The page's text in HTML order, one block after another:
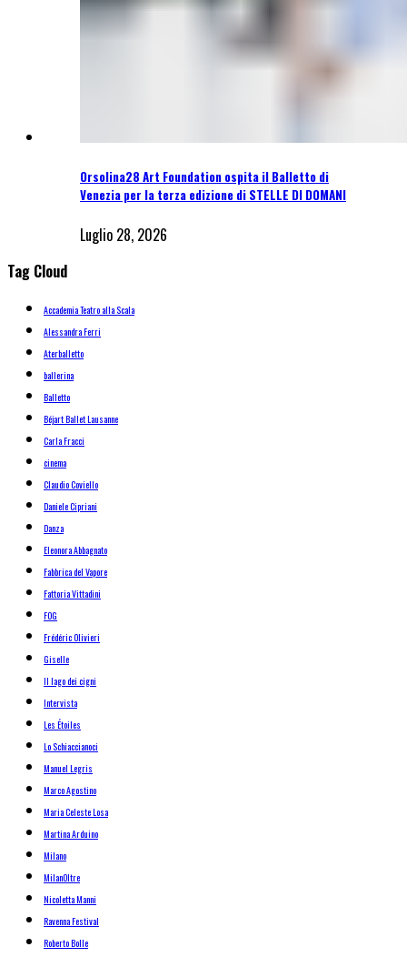
Orsolina28 Art Foundation ospita il Balletto di
Venezia per la terza edizione di STELLE DI DOMANI
Luglio 28, 2026
Tag Cloud
Accademia Teatro alla Scala
Alessandra Ferri
Aterballetto
ballerina
Balletto
Béjart Ballet Lausanne
Carla Fracci
cinema
Claudio Coviello
Daniele Cipriani
Danza
Eleonora Abbagnato
Fabbrica del Vapore
Fattoria Vittadini
FOG
Frédéric Olivieri
Giselle
Il lago dei cigni
Intervista
Les Étoiles
Lo Schiaccianoci
Manuel Legris
Marco Agostino
Maria Celeste Losa
Martina Arduino
Milano
MilanOltre
Nicoletta Manni
Ravenna Festival
Roberto Bolle